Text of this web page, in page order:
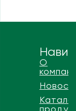
О
Новости
Каталог